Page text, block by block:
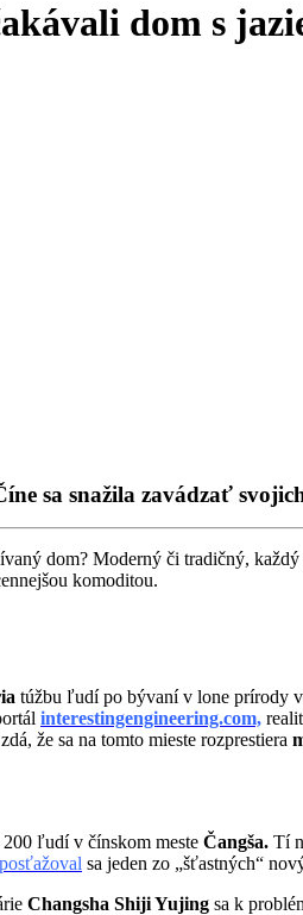
dom s
sa snažila zavádzať
dom? Moderný či tradičný,
komoditou.
túžbu ľudí po bývaní v lone prírody
interestingengineering.com,
že sa na tomto mieste rozprestiera
ľudí v čínskom meste Čangša. Tí
posťažoval sa jeden zo „šťastných“
Changsha Shiji Yujing sa k